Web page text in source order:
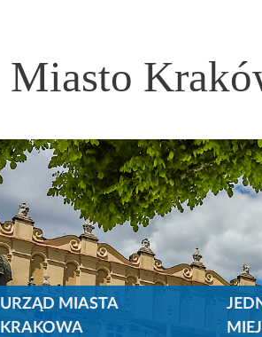
Miasto
URZĄD MIASTA
KRAKOWA